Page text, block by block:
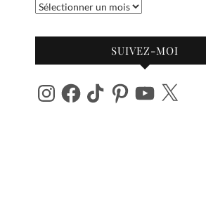
Archives
SUIVEZ-MOI
InstagramFacebook
TikTok PinterestYouTube
X